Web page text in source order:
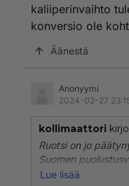
kaliiperinvaihto
konversio ole
Äänestä
Anonyymi
2024-02-27
kollimaattori
Ruotsi on jo
Suomen
ole kuullut.
Lue lisää